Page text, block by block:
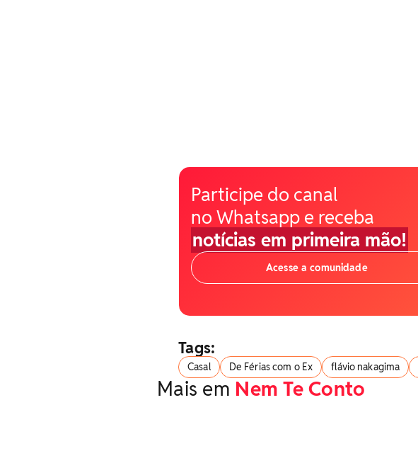
Participe do canal
no Whatsapp e receba
notícias em primeira mão!
Acesse a comunidade
Tags:
Casal De Férias com o Ex flávio nakagima
Mais em Nem Te Conto